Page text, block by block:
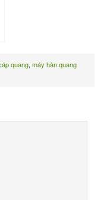
quang,máy hàn quang